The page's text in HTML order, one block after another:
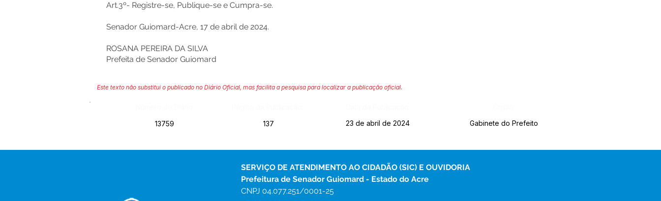
Art.3º- Registre-se, Publique-se e Cumpra-se.
Senador Guiomard-Acre, 17 de abril de 2024.
ROSANA PEREIRA DA SILVA
Prefeita de Senador Guiomard
Este texto não substitui o publicado no Diário Oficial, mas facilita a pesquisa para localizar a publicação oficial.
13759
137 23 de abril de 2024 Gabinete do Prefeito
SERVIÇO DE ATENDIMENTO AO CIDADÃO (SIC) E OUVIDORIA
Prefeitura de Senador Guiomard - Estado do Acre
CNPJ 04.077.251/0001-25